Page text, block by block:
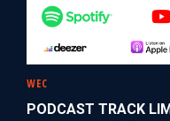
WEC
PODCAST TRACK